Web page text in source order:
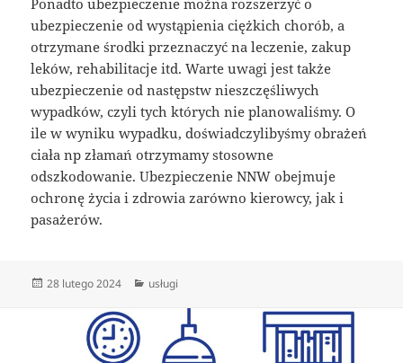
ubezpieczenie od wystąpienia ciężkich chorób, a
otrzymane środki przeznaczyć na leczenie, zakup
leków, rehabilitacje itd. Warte uwagi jest także
ubezpieczenie od następstw nieszczęśliwych
wypadków, czyli tych których nie planowaliśmy. O
ile w wyniku wypadku, doświadczylibyśmy obrażeń
ciała np złamań otrzymamy stosowne
odszkodowanie. Ubezpieczenie NNW obejmuje
ochronę życia i zdrowia zarówno kierowcy, jak i
pasażerów.
Data
28 lutego 2024 Kategorie
usługi